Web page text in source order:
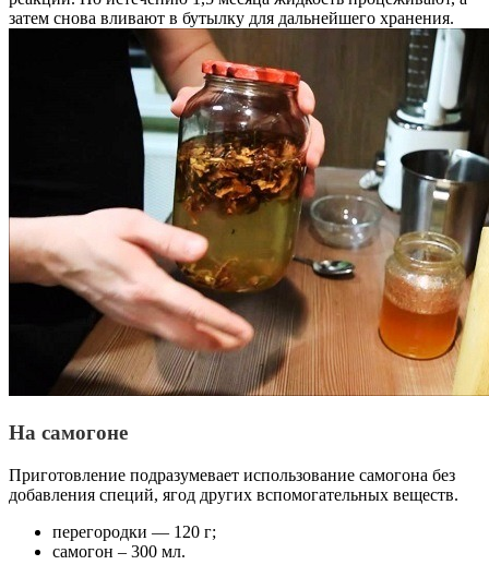
затем снова вливают в бутылку для дальнейшего хранения.
На самогоне
Приготовление подразумевает использование самогона без
добавления специй, ягод других вспомогательных веществ.
перегородки — 120 г;
самогон – 300 мл.